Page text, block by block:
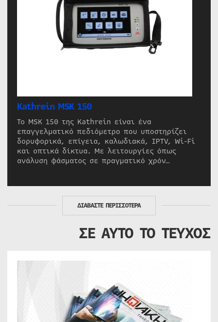
Kathrein MSK 150
Το MSK 150 της Kathrein είναι ένα
επαγγελματικό πεδιόμετρο που υποστηρίζει
δορυφορικά, επίγεια, καλωδιακά, IPTV, Wi-Fi
και οπτικά δίκτυα. Με λειτουργίες όπως
ανάλυση φάσματος σε πραγματικό χρόν…
ΔΙΑΒΑΣΤΕ ΠΕΡΙΣΣΟΤΕΡΑ
ΣΕ ΑΥΤΟ ΤΟ ΤΕΥΧΟΣ